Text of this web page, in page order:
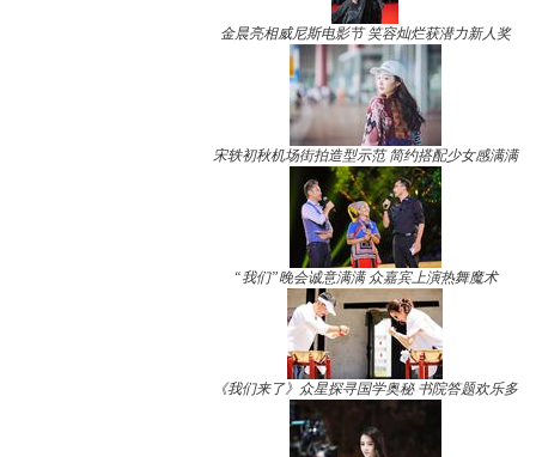
金晨亮相威尼斯电影节 笑容灿烂获潜力新人奖
宋轶初秋机场街拍造型示范 简约搭配少女感满满
“我们”晚会诚意满满 众嘉宾上演热舞魔术
《我们来了》众星探寻国学奥秘 书院答题欢乐多